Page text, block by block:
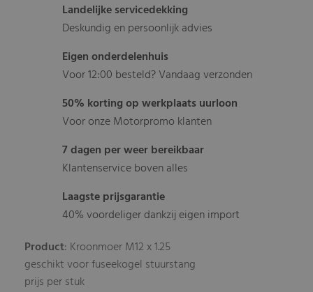
Landelijke servicedekking
Deskundig en persoonlijk advies
Eigen onderdelenhuis
Voor 12:00 besteld? Vandaag verzonden
50% korting op werkplaats uurloon
Voor onze Motorpromo klanten
7 dagen per weer bereikbaar
Klantenservice boven alles
Laagste prijsgarantie
40% voordeliger dankzij eigen import
Product: Kroonmoer M12 x 1.25
geschikt voor fuseekogel stuurstang
prijs per stuk